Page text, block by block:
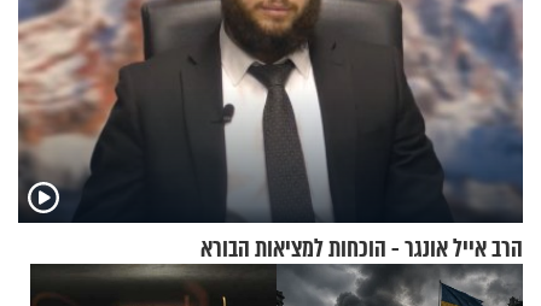
הרב אייל אונגר - הוכחות למציאות הבורא